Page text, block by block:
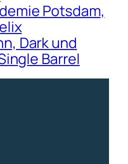
Potsdam,
Dark und
Barrel